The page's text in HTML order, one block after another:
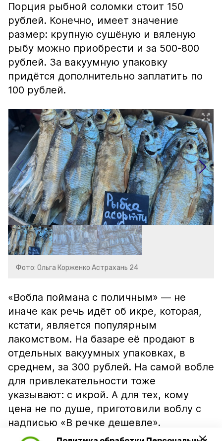
Порция рыбной соломки стоит 150
рублей. Конечно, имеет значение
размер: крупную сушёную и вяленую
рыбу можно приобрести и за 500-800
рублей. За вакуумную упаковку
придётся дополнительно заплатить по
100 рублей.
Фото: Ольга Корженко Астрахань 24
«Вобла поймана с поличным» — не
иначе как речь идёт об икре, которая,
кстати, является популярным
лакомством. На базаре её продают в
отдельных вакуумных упаковках, в
среднем, за 300 рублей. На самой вобле
для привлекательности тоже
указывают: с икрой. А для тех, кому
цена не по душе, приготовили воблу с
надписью «В речке дешевле».